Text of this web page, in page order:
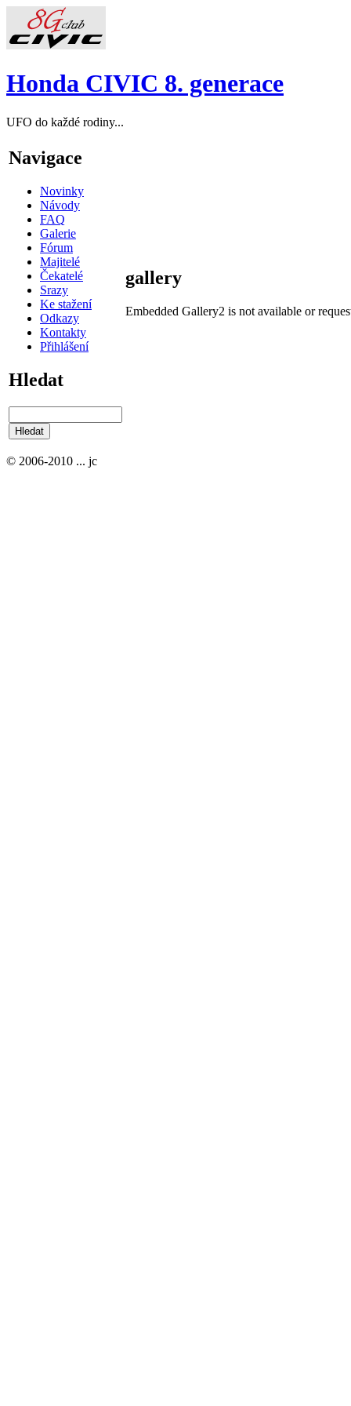
Honda CIVIC 8. generace
UFO do každé rodiny...
Navigace
Novinky
Návody
FAQ
Galerie
Fórum
Majitelé
Čekatelé
Srazy
Ke stažení
Odkazy
Kontakty
Přihlášení
Hledat
gallery
Embedded Gallery2 is not available or
© 2006-2010 ... jc